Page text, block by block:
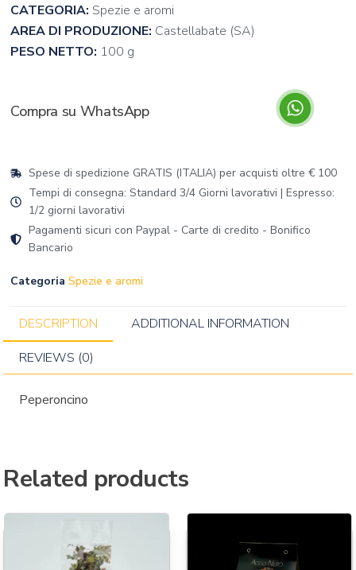
CATEGORIA: Spezie e aromi
AREA DI PRODUZIONE: Castellabate (SA)
PESO NETTO: 100 g
Compra su WhatsApp
Spese di spedizione GRATIS (ITALIA) per acquisti oltre € 100
Tempi di consegna: Standard 3/4 Giorni lavorativi | Espresso:
1/2 giorni lavorativi
Pagamenti sicuri con Paypal - Carte di credito - Bonifico
Bancario
Categoria Spezie e aromi
DESCRIPTION
ADDITIONAL INFORMATION
REVIEWS (0)
Peperoncino
Related products